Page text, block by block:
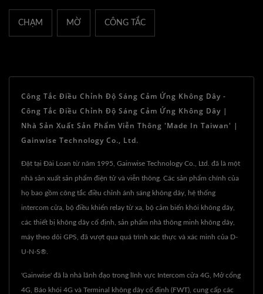
CHẠM MỜ CÔNG TẮC
Công Tắc Điều Chỉnh Độ Sáng Cảm Ứng Không Dây -
Công Tắc Điều Chỉnh Độ Sáng Cảm Ứng Không Dây |
Nhà Sản Xuất Sản Phẩm Viễn Thông 'Made In Taiwan' |
Gainwise Technology Co., Ltd.
Đặt tại Đài Loan từ năm 1995, Gainwise Technology Co., Ltd. đã là một
nhà sản xuất sản phẩm điện tử và viễn thông. Các sản phẩm chính của
họ bao gồm công tắc điều chỉnh ánh sáng không dây, hệ thống
intercom cửa, bộ điều khiển relay từ xa, bộ cảm biến khói không dây,
các thiết bị không dây cố định, sản phẩm nhà thông minh không dây,
máy theo dõi GPS, đã vượt qua quá trình xác thực và xác minh của D-
U-N-S®.
'Gainwise' đã là nhà lãnh đạo trong lĩnh vực Intercom cửa 4G, Mở cổng
4G, Báo khói 4G và Terminal không dây cố định (FWT), cung cấp các